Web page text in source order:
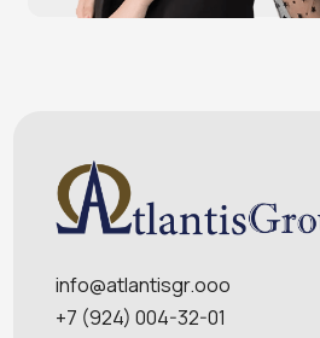
Политика конфидециальности